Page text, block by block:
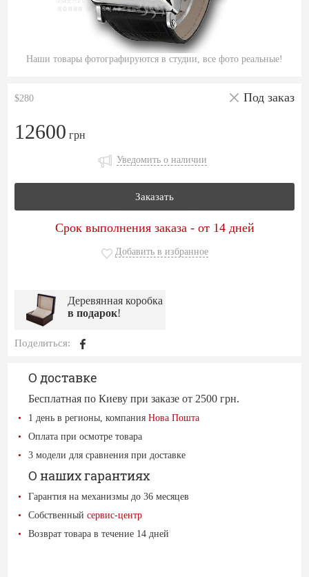
Наши товары фотографируются в студии, все фото реальные!
$280 Под заказ
12600 грн
Уведомить о наличии
Заказать
Срок выполнения заказа - от 14 дней
Добавить в избранное
Деревянная коробка
в подарок!
Поделиться:
О доставке
Бесплатная по Киеву при заказе от 2500 грн.
1 день в регионы, компанияНова Пошта
Оплата при осмотре товара
3 модели для сравнения при доставке
О наших гарантиях
Гарантия на механизмы до 36 месяцев
Собственныйсервис-центр
Возврат товара в течение 14 дней